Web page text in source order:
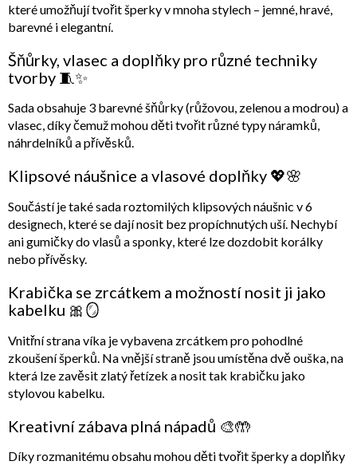
které umožňují tvořit šperky v mnoha stylech – jemné, hravé,
barevné i elegantní.
Šňůrky, vlasec a doplňky pro různé techniky
tvorby 🧵✨
Sada obsahuje 3 barevné šňůrky(růžovou, zelenou a modrou) a
vlasec, díky čemuž mohou děti tvořit různé typy náramků,
náhrdelníků a přívěsků.
Klipsové náušnice a vlasové doplňky 💖🌸
Součástí je také sadaroztomilých klipsových náušnic v 6
designech, které se dají nosit bez propíchnutých uší. Nechybí
anigumičky do vlasů asponky, které lze dozdobit korálky
nebo přívěsky.
Krabička se zrcátkem a možností nosit ji jako
kabelku 🎀🪞
Vnitřní strana víka je vybavena zrcátkempro pohodlné
zkoušení šperků. Na vnější straně jsou umístěna dvě ouška, na
která lze zavěsit zlatý řetízek a nosit tak krabičku jako
stylovou kabelku.
Kreativní zábava plná nápadů 🎨🤲
Díky rozmanitému obsahu mohou děti tvořit šperky a doplňky